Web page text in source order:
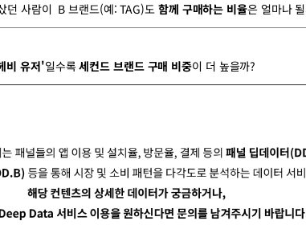
던 사람이 B 브랜드(예: TAG)도함께 구매하는 비율은 얼마나
비 유저'일수록세컨드 브랜드 구매 비중이 더 높을까?